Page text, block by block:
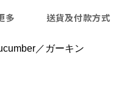
多 送貨及付款方式
／ガーキン